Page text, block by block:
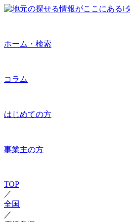
ホーム・検索
コラム
はじめての方
事業主の方
TOP
／
全国
／